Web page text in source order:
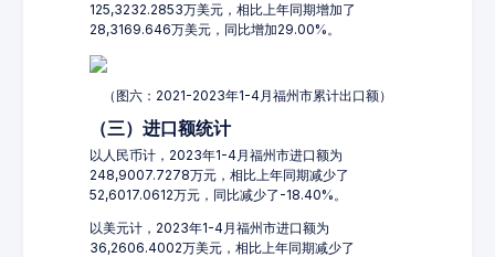
125,3232.2853万美元，相比上年同期增加了
28,3169.646万美元，同比增加29.00%。
（图六：2021-2023年1-4月福州市累计出口额）
（三）进口额统计
以人民币计，2023年1-4月福州市进口额为
248,9007.7278万元，相比上年同期减少了
52,6017.0612万元，同比减少了-18.40%。
以美元计，2023年1-4月福州市进口额为
36,2606.4002万美元，相比上年同期减少了